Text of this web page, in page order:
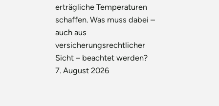
erträgliche Temperaturen
schaffen. Was muss dabei –
auch aus
versicherungsrechtlicher
Sicht – beachtet werden?
7. August 2026